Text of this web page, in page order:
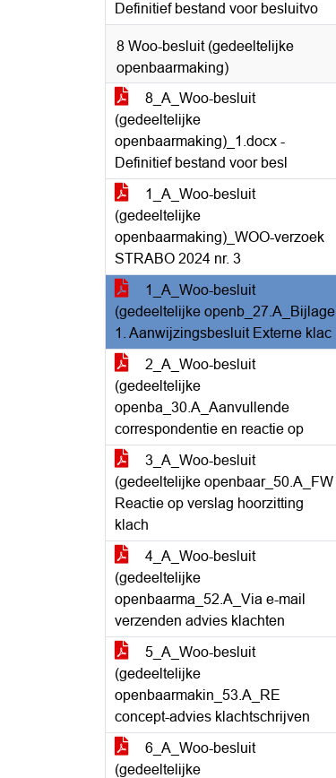
Definitief bestand voor besluitvo
8 Woo-besluit (gedeeltelijke
openbaarmaking)
8_A_Woo-besluit
(gedeeltelijke
openbaarmaking)_1.docx -
Definitief bestand voor besl
1_A_Woo-besluit
(gedeeltelijke
openbaarmaking)_WOO-verzoek
STRABO 2024 nr. 3
1_A_Woo-besluit
(gedeeltelijke openb_27.A_Bijlage
1. Aanwijzingsbesluit Externe klac
2_A_Woo-besluit
(gedeeltelijke
openba_30.A_Aanvullende
correspondentie en reactie op
3_A_Woo-besluit
(gedeeltelijke openbaar_50.A_FW
Reactie op verslag hoorzitting
klach
4_A_Woo-besluit
(gedeeltelijke
openbaarma_52.A_Via e-mail
verzenden advies klachten
5_A_Woo-besluit
(gedeeltelijke
openbaarmakin_53.A_RE
concept-advies klachtschrijven
6_A_Woo-besluit
(gedeeltelijke